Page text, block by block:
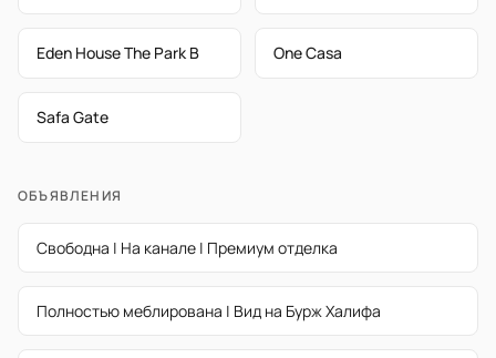
Eden House The Park B One Casa
Safa Gate
ОБЪЯВЛЕНИЯ
Свободна | На канале | Премиум отделка
Полностью меблирована | Вид на Бурж Халифа